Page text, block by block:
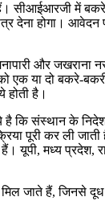
में बकरे-
होगा। आवेदन
और जखराना
या दो बकरे-
है।
है कि संस्थान के
पूरी कर ली
मध्य प्रदेश,
हैं, जिनसे दूध